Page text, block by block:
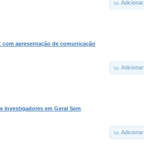
Adicionar
com apresentação de comunicação
Adicionar
Investigadores em Geral Sem
Adicionar